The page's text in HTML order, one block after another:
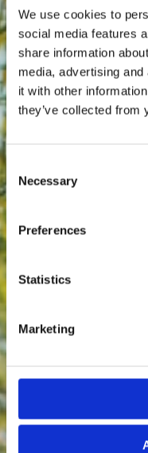
We use cookies to
social media features
share information
media, advertising
it with other
they’ve collected from
Selection
Necessary
Preferences
Statistics
Marketing